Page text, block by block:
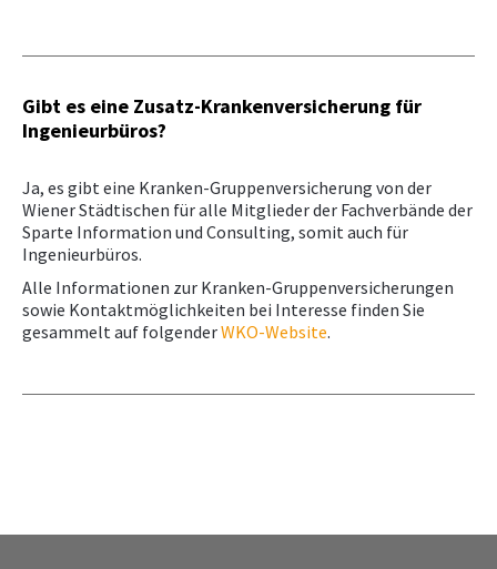
Gibt es eine Zusatz-Krankenversicherung für
Ingenieurbüros?
Ja, es gibt eine Kranken-Gruppenversicherung von der
Wiener Städtischen für alle Mitglieder der Fachverbände der
Sparte Information und Consulting, somit auch für
Ingenieurbüros.
Alle Informationen zur Kranken-Gruppenversicherungen
sowie Kontaktmöglichkeiten bei Interesse finden Sie
gesammelt auf folgenderWKO-Website.